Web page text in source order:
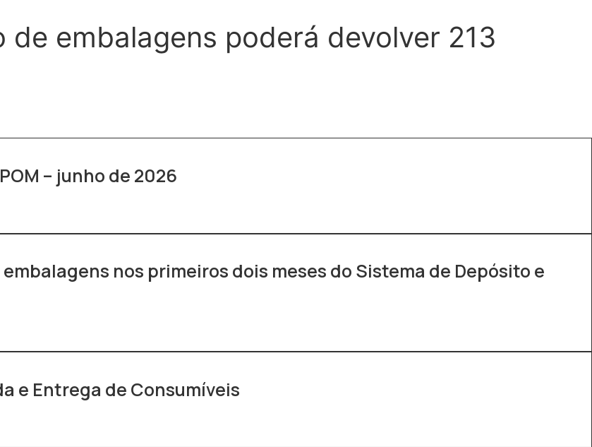
embalagens poderá devolver 213
– junho de 2026
nos primeiros dois meses do Sistema de Depósito e
e Entrega de Consumíveis